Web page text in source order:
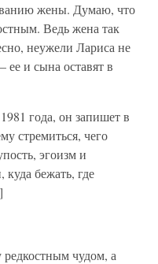
жены. Думаю, что
Ведь жена так
неужели Лариса не
и сына оставят в
года, он запишет в
стремиться, чего
эгоизм и
бежать, где
чудом, а